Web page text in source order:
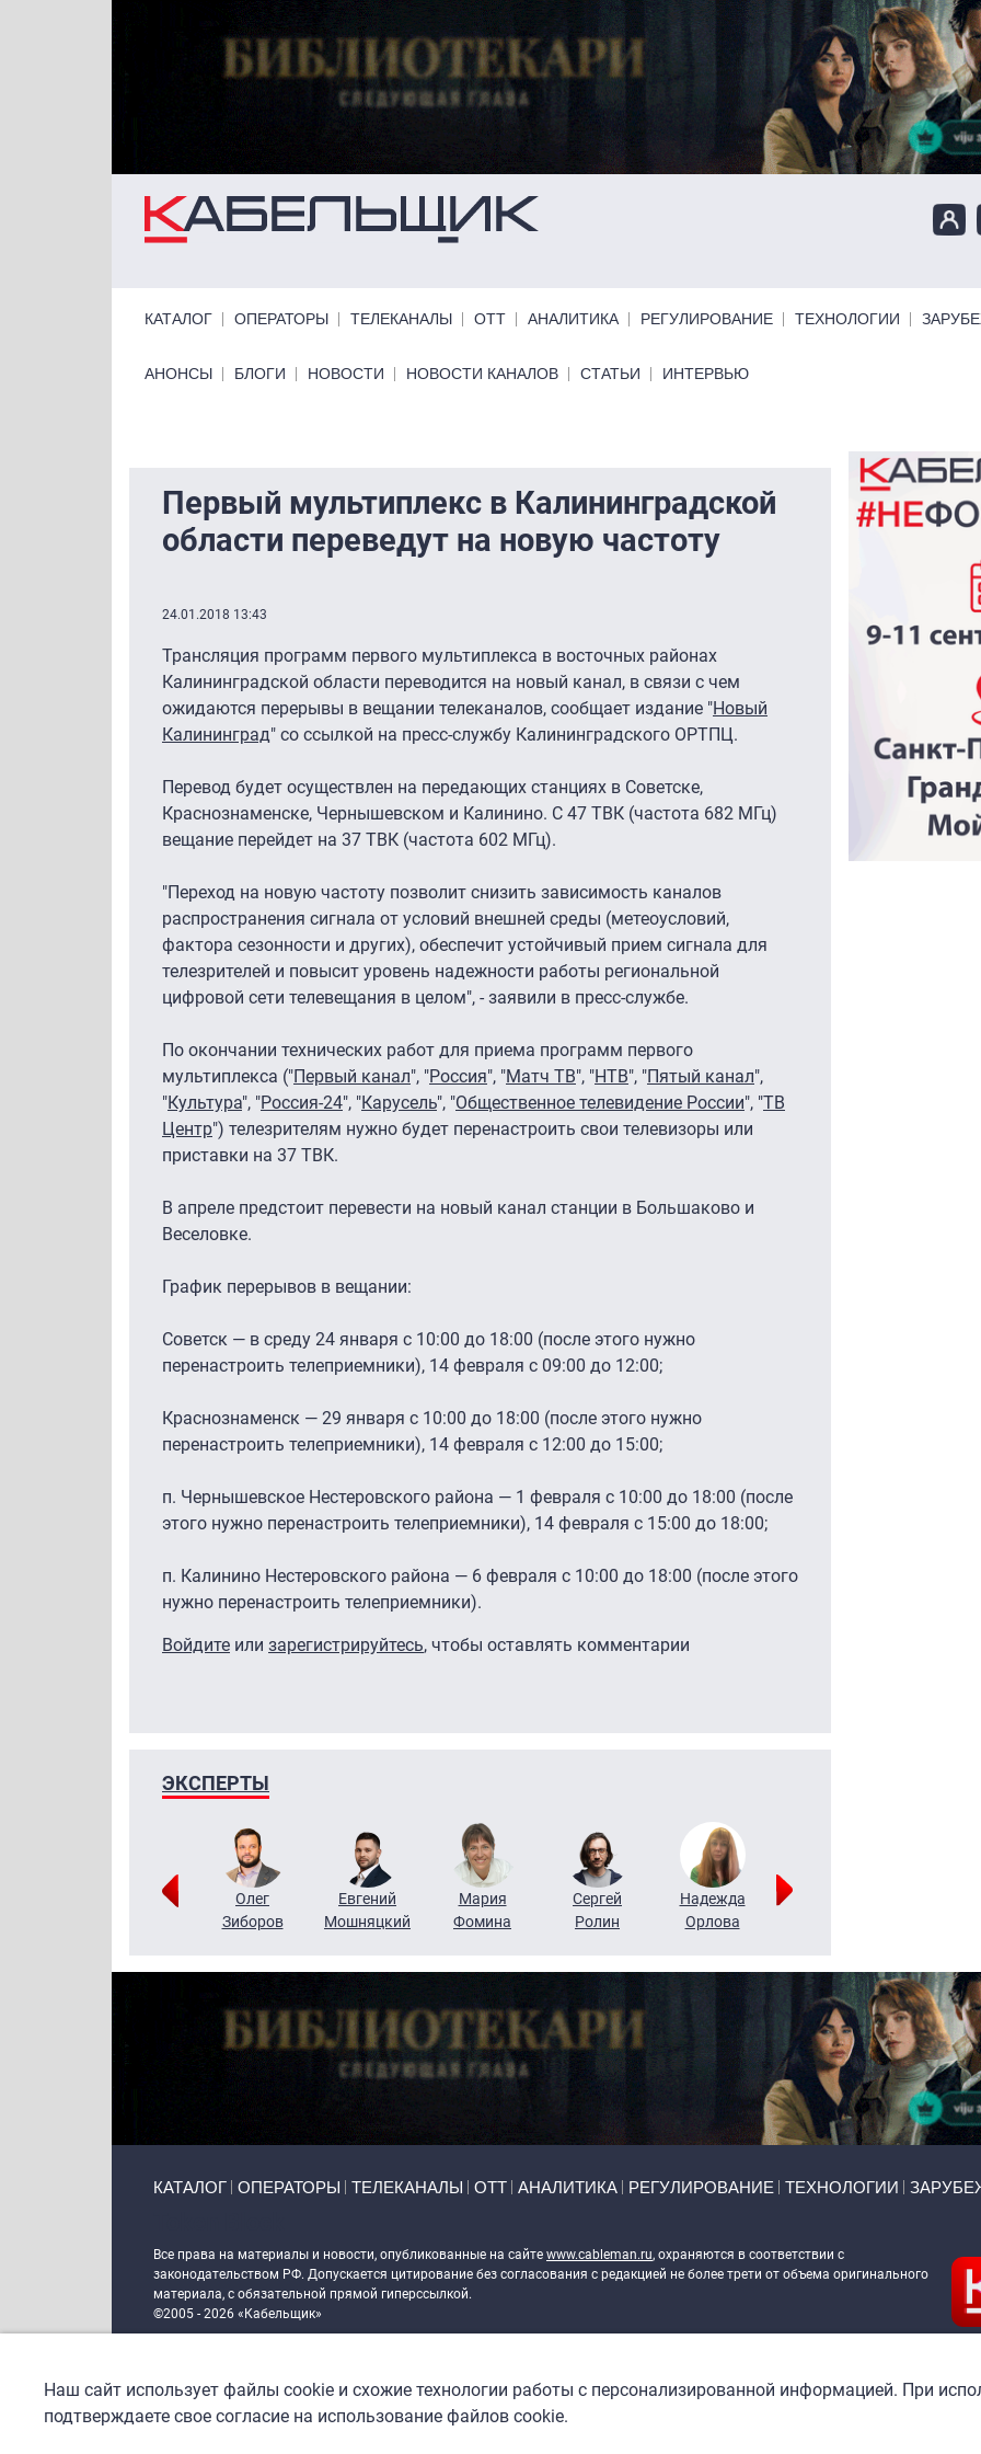
КАТАЛОГ ОПЕРАТОРЫ ТЕЛЕКАНАЛЫ ОТТ АНАЛИТИКА РЕГУЛИРОВАНИЕ ТЕХНОЛОГИИ
Primary links bottom
АНОНСЫ БЛОГИ НОВОСТИ НОВОСТИ КАНАЛОВ СТАТЬИ ИНТЕРВЬЮ
Первый мультиплекс в Калининградской
области переведут на новую частоту
24.01.2018 13:43
Трансляция программ первого мультиплекса в восточных районах
Калининградской области переводится на новый канал, в связи с чем
ожидаются перерывы в вещании телеканалов, сообщает издание "Новый
Калининград" со ссылкой на пресс-службу Калининградского ОРТПЦ.
Перевод будет осуществлен на передающих станциях в Советске,
Краснознаменске, Чернышевском и Калинино. С 47 ТВК (частота 682 МГц)
вещание перейдет на 37 ТВК (частота 602 МГц).
"Переход на новую частоту позволит снизить зависимость каналов
распространения сигнала от условий внешней среды (метеоусловий,
фактора сезонности и других), обеспечит устойчивый прием сигнала для
телезрителей и повысит уровень надежности работы региональной
цифровой сети телевещания в целом", - заявили в пресс-службе.
По окончании технических работ для приема программ первого
мультиплекса ("Первый канал", "Россия", "Матч ТВ", "НТВ", "Пятый канал",
"Культура", "Россия-24", "Карусель", "Общественное телевидение России", "ТВ
Центр") телезрителям нужно будет перенастроить свои телевизоры или
приставки на 37 ТВК.
В апреле предстоит перевести на новый канал станции в Большаково и
Веселовке.
График перерывов в вещании:
Советск — в среду 24 января с 10:00 до 18:00 (после этого нужно
перенастроить телеприемники), 14 февраля с 09:00 до 12:00;
Краснознаменск — 29 января с 10:00 до 18:00 (после этого нужно
перенастроить телеприемники), 14 февраля с 12:00 до 15:00;
п. Чернышевское Нестеровского района — 1 февраля с 10:00 до 18:00 (после
этого нужно перенастроить телеприемники), 14 февраля с 15:00 до 18:00;
п. Калинино Нестеровского района — 6 февраля с 10:00 до 18:00 (после этого
нужно перенастроить телеприемники).
Войдите или зарегистрируйтесь, чтобы оставлять комментарии
ЭКСПЕРТЫ
Григорий
Олег
Зиборов
Евгений
Мошняцкий
Мария
Фомина
Сергей
Ролин
Надежда
Орлова
КАТАЛОГ ОПЕРАТОРЫ ТЕЛЕКАНАЛЫ ОТТ АНАЛИТИКА РЕГУЛИРОВАНИЕ ТЕХНОЛОГИИ
Все права на материалы и новости, опубликованные на сайте www.cableman.ru, охраняются в соответствии с
законодательством РФ. Допускается цитирование без согласования с редакцией не более трети от объема оригинального
материала, с обязательной прямой гиперссылкой.
©2005 - 2026 «Кабельщик»
DrupalCoder — поддержка сайта c 2017 года
Наш сайт использует файлы cookie и схожие технологии работы с персонализированной информацией. При
подтверждаете свое согласие на использование файлов cookie.